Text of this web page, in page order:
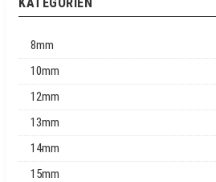
8mm
10mm
12mm
13mm
14mm
15mm